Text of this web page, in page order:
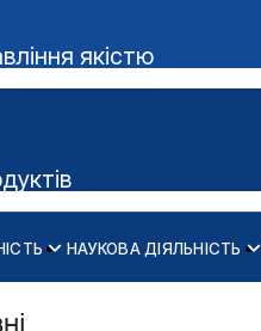
якістю
НАУКОВА ДІЯЛЬНІСТЬ